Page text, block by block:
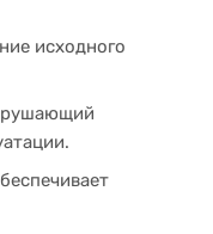
исходного